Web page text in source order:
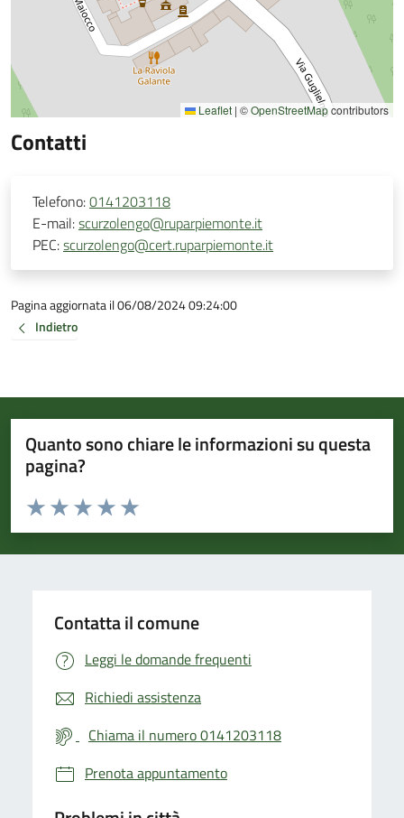
Leaflet | ©OpenStreetMapcontributors
Contatti
Telefono:0141203118
E-mail:scurzolengo@ruparpiemonte.it
PEC:scurzolengo@cert.ruparpiemonte.it
Pagina aggiornata il 06/08/2024 09:24:00
Indietro
Quanto sono chiare le informazioni su questa
pagina?
Valuta da 1 a 5 stelle la pagina
Valuta 5 stelle su 5
Valuta 4 stelle su 5
Valuta 3 stelle su 5
Valuta 2 stelle su 5
Valuta 1 stelle su 5
Contatta il comune
Leggi le domande frequenti
Richiedi assistenza
Chiama il numero 0141203118
Prenota appuntamento